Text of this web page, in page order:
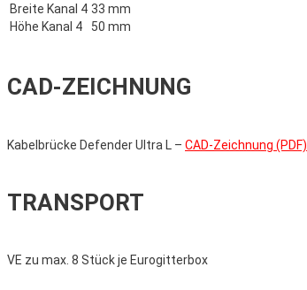
Breite Kanal 4 33 mm
Höhe Kanal 4
50 mm
CAD-ZEICHNUNG
Kabelbrücke Defender Ultra L – CAD-Zeichnung (PDF)
TRANSPORT
VE zu max. 8 Stück je Eurogitterbox